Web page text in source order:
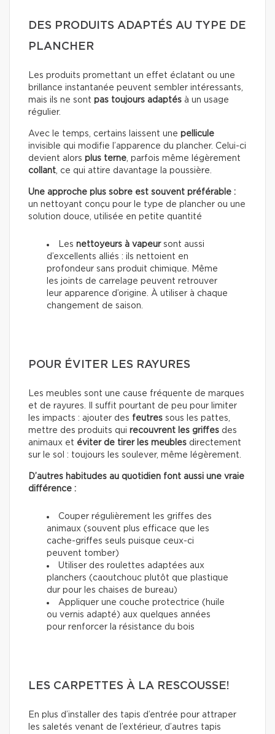
DES PRODUITS ADAPTÉS AU TYPE DE
PLANCHER
Les produits promettant un effet éclatant ou une
brillance instantanée peuvent sembler intéressants,
mais ils ne sont pas toujours adaptés à un usage
régulier.
Avec le temps, certains laissent une pellicule
invisible qui modifie l’apparence du plancher. Celui-ci
devient alors plus terne , parfois même légèrement
collant , ce qui attire davantage la poussière.
Une approche plus sobre est souvent préférable :
un nettoyant conçu pour le type de plancher ou une
solution douce, utilisée en petite quantité
Les nettoyeurs à vapeursont aussi
d’excellents alliés : ils nettoient en
profondeur sans produit chimique. Même
les joints de carrelage peuvent retrouver
leur apparence d’origine. À utiliser à chaque
changement de saison.
POUR ÉVITER LES RAYURES
Les meubles sont une cause fréquente de marques
et de rayures. Il suffit pourtant de peu pour limiter
les impacts : ajouter des feutres sous les pattes,
mettre des produits qui recouvrent les griffes des
animaux et éviter de tirer les meubles directement
sur le sol : toujours les soulever, même légèrement.
D’autres habitudes au quotidien font aussi une vraie
différence :
Couper régulièrement les griffes des
animaux (souvent plus efficace que les
cache-griffes seuls puisque ceux-ci
peuvent tomber)
Utiliser des roulettes adaptées aux
planchers (caoutchouc plutôt que plastique
dur pour les chaises de bureau)
Appliquer une couche protectrice (huile
ou vernis adapté) aux quelques années
pour renforcer la résistance du bois
LES CARPETTES À LA RESCOUSSE!
En plus d’installer des tapis d’entrée pour attraper
les saletés venant de l’extérieur, d’autres tapis